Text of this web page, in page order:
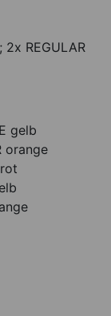
REGULAR
gelb
orange